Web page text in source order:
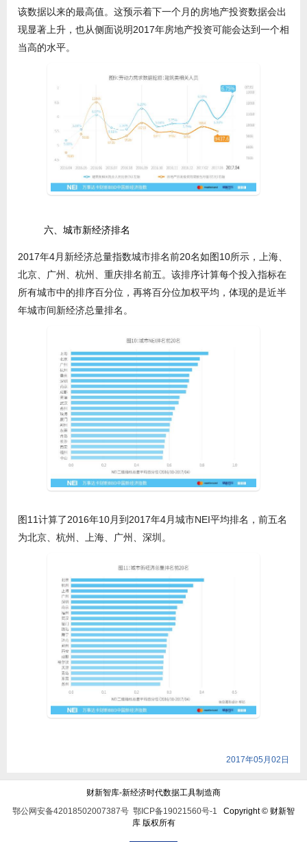
该数据以来的最高值。这预示着下一个月的房地产投资数据会出
现显著上升，也从侧面说明2017年房地产投资可能会达到一个相
当高的水平。
六、城市新经济排名
2017年4月新经济总量指数城市排名前20名如图10所示，上海、
北京、广州、杭州、重庆排名前五。该排序计算每个投入指标在
所有城市中的排序百分位，再将百分位加权平均，体现的是近半
年城市间新经济总量排名。
图11计算了2016年10月到2017年4月城市NEI平均排名，前五名
为北京、杭州、上海、广州、深圳。
2017年05月02日
财新智库-新经济时代数据工具制造商
鄂公网安备42018502007387号 鄂ICP备19021560号-1
Copyright © 财新智
库 版权所有